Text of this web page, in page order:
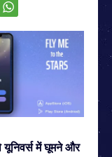
यूनिवर्स में घूमने और